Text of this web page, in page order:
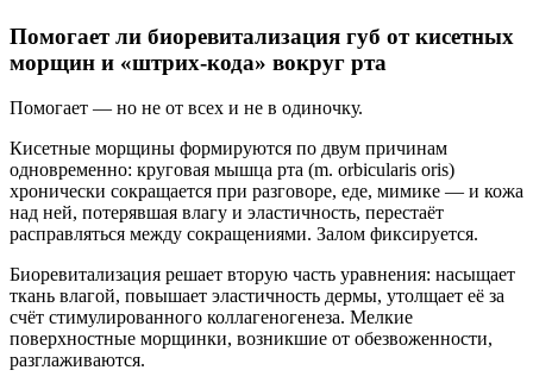
Помогает ли биоревитализация губ от кисетных
морщин и «штрих-кода» вокруг рта
Помогает — но не от всех и не в одиночку.
Кисетные морщины формируются по двум причинам
одновременно: круговая мышца рта (m. orbicularis oris)
хронически сокращается при разговоре, еде, мимике — и кожа
над ней, потерявшая влагу и эластичность, перестаёт
расправляться между сокращениями. Залом фиксируется.
Биоревитализация решает вторую часть уравнения: насыщает
ткань влагой, повышает эластичность дермы, утолщает её за
счёт стимулированного коллагеногенеза. Мелкие
поверхностные морщинки, возникшие от обезвоженности,
разглаживаются.